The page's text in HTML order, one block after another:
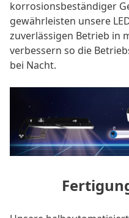
korrosionsbeständiger
gewährleisten unsere
zuverlässigen Betrieb in
verbessern so die
bei Nacht.